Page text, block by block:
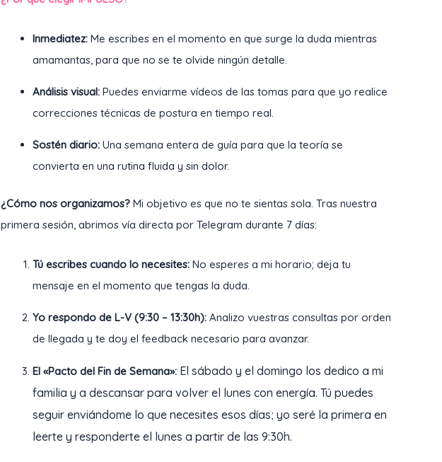
Inmediatez: Me escribes en el momento en que surge la duda mientras
amamantas, para que no se te olvide ningún detalle.
Análisis visual: Puedes enviarme vídeos de las tomas para que yo realice
correcciones técnicas de postura en tiempo real.
Sostén diario: Una semana entera de guía para que la teoría se
convierta en una rutina fluida y sin dolor.
¿Cómo nos organizamos? Mi objetivo es que no te sientas sola. Tras nuestra
primera sesión, abrimos vía directa por Telegram durante 7 días:
Tú escribes cuando lo necesites: No esperes a mi horario; deja tu
mensaje en el momento que tengas la duda.
Yo respondo de L-V (9:30 – 13:30h): Analizo vuestras consultas por orden
de llegada y te doy el feedback necesario para avanzar.
El «Pacto del Fin de Semana»: El sábado y el domingo los dedico a mi
familia y a descansar para volver el lunes con energía. Tú puedes
seguir enviándome lo que necesites esos días; yo seré la primera en
leerte y responderte el lunes a partir de las 9:30h.